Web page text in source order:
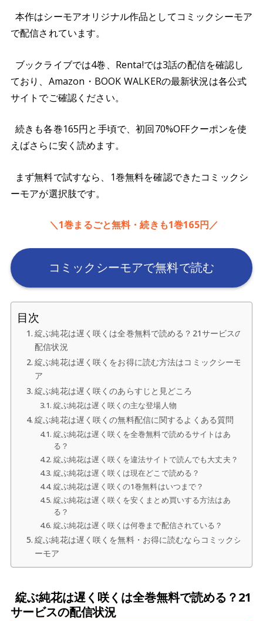
本作はシーモアオリジナル作品としてコミックシーモア
で配信されています。
ブックライブでは4巻、Renta!では3話の配信を確認し
ており、Amazon・BOOK WALKERの最新状況は各公式
サイトでご確認ください。
続きも各巻165円と手頃で、初回70%OFFクーポンを使
えばさらに安く読めます。
まず無料で試すなら、1巻無料を確認できたコミックシ
ーモアが選択肢です。
＼1巻まるごと無料・続きも1巻165円／
コミックシーモアで無料で読む
目次
綻ぶ純花は遅く咲くは全巻無料で読める？21サービスの
配信状況
綻ぶ純花は遅く咲くをお得に読む方法はコミックシーモ
ア
綻ぶ純花は遅く咲くのあらすじと見どころ
綻ぶ純花は遅く咲くの主な登場人物
綻ぶ純花は遅く咲くの無料配信に関するよくある質問
綻ぶ純花は遅く咲くを全巻無料で読めるサイトはあ
る？
綻ぶ純花は遅く咲くを違法サイトで読んでも大丈夫？
綻ぶ純花は遅く咲くは現在どこで読める？
綻ぶ純花は遅く咲くの1巻無料はいつまで？
綻ぶ純花は遅く咲くを安くまとめ買いする方法はあ
る？
綻ぶ純花は遅く咲くは何巻まで配信されている？
綻ぶ純花は遅く咲くを無料・お得に読むならコミックシ
ーモア
綻ぶ純花は遅く咲くは全巻無料で読める？21
サービスの配信状況